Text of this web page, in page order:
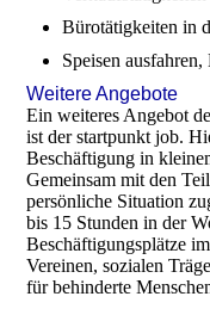
Bürotätigkeiten in
Speisen
Weitere Angebote
Ein weiteres Angebot
ist der startpunkt job.
Beschäftigung in
Gemeinsam mit den
persönliche Situation
bis 15 Stunden in der
Beschäftigungsplätze
Vereinen, sozialen
für behinderte